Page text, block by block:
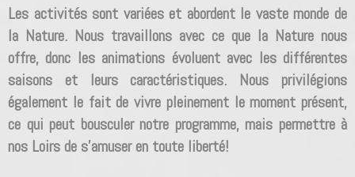
Les activités sont variées et abordent le vaste monde de
la Nature. Nous travaillons avec ce que la Nature nous
offre, donc les animations évoluent avec les différentes
saisons et leurs caractéristiques. Nous privilégions
également le fait de vivre pleinement le moment présent,
ce qui peut bousculer notre programme, mais permettre à
nos Loirs de s'amuser en toute liberté!